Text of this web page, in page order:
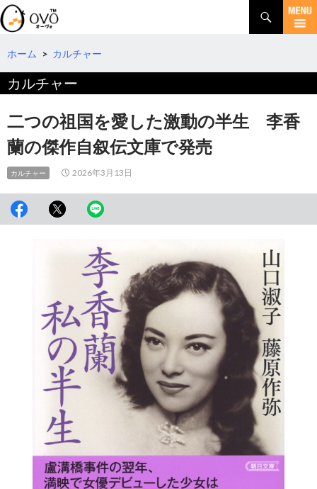
検
索
コ
テ
ツ
へ
動
ホーム > カルチャー
カルチャー
二つの祖国を愛した激動の半生 李香
蘭の傑作自叙伝文庫で発売
カルチャー 2026年3月13日